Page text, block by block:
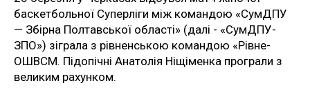
баскетбольної Суперліги між командою «СумДПУ
— Збірна Полтавської області» (далі - «СумДПУ-
ЗПО») зіграла з рівненською командою «Рівне-
ОШВСМ. Підопічні Анатолія Ніщіменка програли з
великим рахунком.